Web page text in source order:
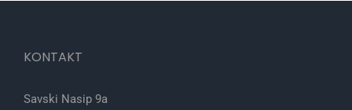
KONTAKT
Savski Nasip 9a